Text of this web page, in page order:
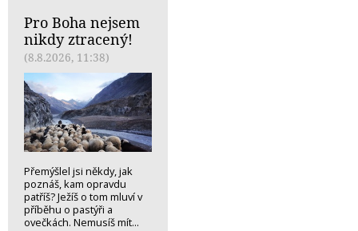
Pro Boha nejsem
nikdy ztracený!
(8.8.2026, 11:38)
Přemýšlel jsi někdy, jak
poznáš, kam opravdu
patříš? Ježíš o tom mluví v
příběhu o pastýři a
ovečkách. Nemusíš mít...